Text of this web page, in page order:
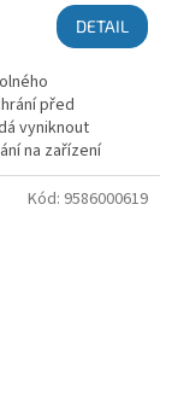
DETAIL
před
vyniknout
na zařízení
Kód: 9586000619